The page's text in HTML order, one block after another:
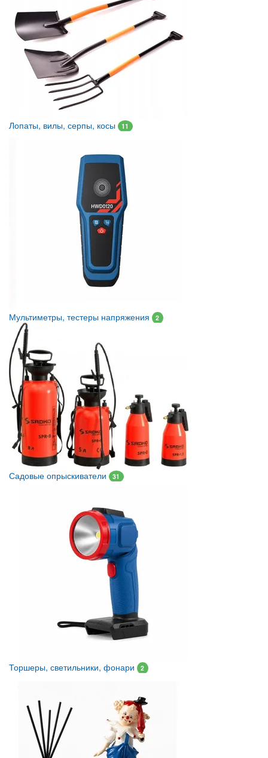
Лопаты, вилы, серпы, косы 11
Мультиметры, тестеры напряжения 2
Садовые опрыскиватели 31
Торшеры, светильники, фонари 2